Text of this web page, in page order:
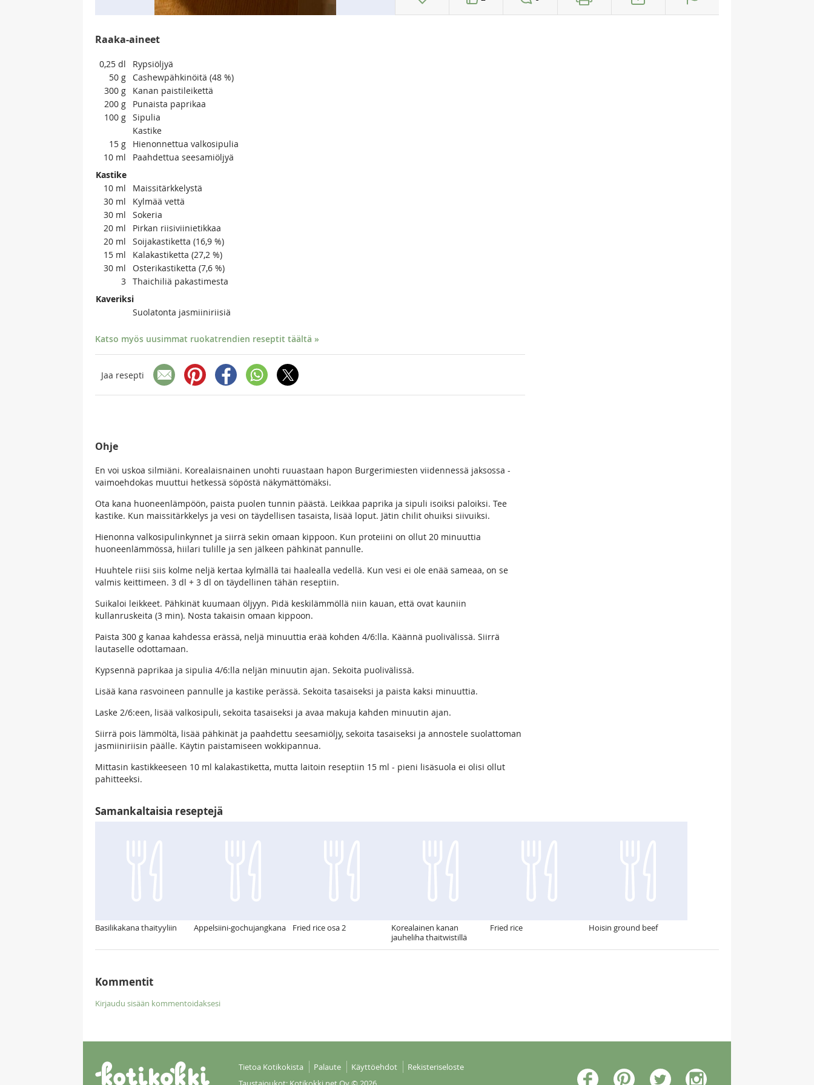
Raaka-aineet
0,25 dl
Rypsiöljyä
50 g Cashewpähkinöitä (48 %)
300 g
Kanan paistileikettä
200 g
Punaista paprikaa
100 g Sipulia
Kastike
15 g
Hienonnettua valkosipulia
10 ml
Paahdettua seesamiöljyä
Kastike
10 ml
Maissitärkkelystä
30 ml
Kylmää vettä
30 ml
Sokeria
20 ml
Pirkan riisiviinietikkaa
20 ml
Soijakastiketta (16,9 %)
15 ml
Kalakastiketta (27,2 %)
30 ml
Osterikastiketta (7,6 %)
3 Thaichiliä pakastimesta
Kaveriksi
Suolatonta jasmiiniriisiä
Katso myös uusimmat ruokatrendien reseptit täältä »
Jaa resepti
Ohje
En voi uskoa silmiäni. Korealaisnainen unohti ruuastaan hapon Burgerimiesten viidennessä jaksossa -
vaimoehdokas muuttui hetkessä söpöstä näkymättömäksi.
Ota kana huoneenlämpöön, paista puolen tunnin päästä. Leikkaa paprika ja sipuli isoiksi paloiksi. Tee
kastike. Kun maissitärkkelys ja vesi on täydellisen tasaista, lisää loput. Jätin chilit ohuiksi siivuiksi.
Hienonna valkosipulinkynnet ja siirrä sekin omaan kippoon. Kun proteiini on ollut 20 minuuttia
huoneenlämmössä, hiilari tulille ja sen jälkeen pähkinät pannulle.
Huuhtele riisi siis kolme neljä kertaa kylmällä tai haalealla vedellä. Kun vesi ei ole enää sameaa, on se
valmis keittimeen. 3 dl + 3 dl on täydellinen tähän reseptiin.
Suikaloi leikkeet. Pähkinät kuumaan öljyyn. Pidä keskilämmöllä niin kauan, että ovat kauniin
kullanruskeita (3 min). Nosta takaisin omaan kippoon.
Paista 300 g kanaa kahdessa erässä, neljä minuuttia erää kohden 4/6:lla. Käännä puolivälissä. Siirrä
lautaselle odottamaan.
Kypsennä paprikaa ja sipulia 4/6:lla neljän minuutin ajan. Sekoita puolivälissä.
Lisää kana rasvoineen pannulle ja kastike perässä. Sekoita tasaiseksi ja paista kaksi minuuttia.
Laske 2/6:een, lisää valkosipuli, sekoita tasaiseksi ja avaa makuja kahden minuutin ajan.
Siirrä pois lämmöltä, lisää pähkinät ja paahdettu seesamiöljy, sekoita tasaiseksi ja annostele suolattoman
jasmiiniriisin päälle. Käytin paistamiseen wokkipannua.
Mittasin kastikkeeseen 10 ml kalakastiketta, mutta laitoin reseptiin 15 ml - pieni lisäsuola ei olisi ollut
pahitteeksi.
Samankaltaisia reseptejä
Basilikakana thaityyliin Appelsiini-gochujangkana Fried rice osa 2
Korealainen kanan
jauheliha thaitwistillä
Fried rice Hoisin ground beef
Kommentit
Kirjaudu sisään kommentoidaksesi
Tietoa Kotikokista Palaute Käyttöehdot
Rekisteriseloste